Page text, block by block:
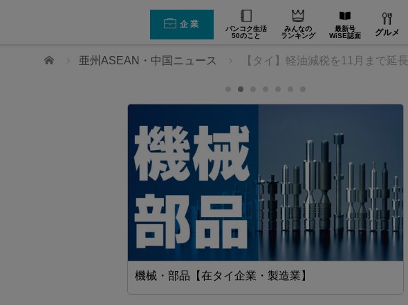
企業
バンコク生活
50のこと
みんなの
ランキング
最新号
WiSE誌面
グルメ
ホーム 亜州ASEAN・中国ニュース 【タイ】軽油減税を11月まで延
機械・部品【在タイ企業・製造業】